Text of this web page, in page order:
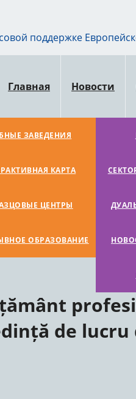
поддержке
Главная Новости
ЗАВЕДЕНИЯ
КАРТА
ЦЕНТРЫ
ОБРАЗОВАНИЕ
de lucru